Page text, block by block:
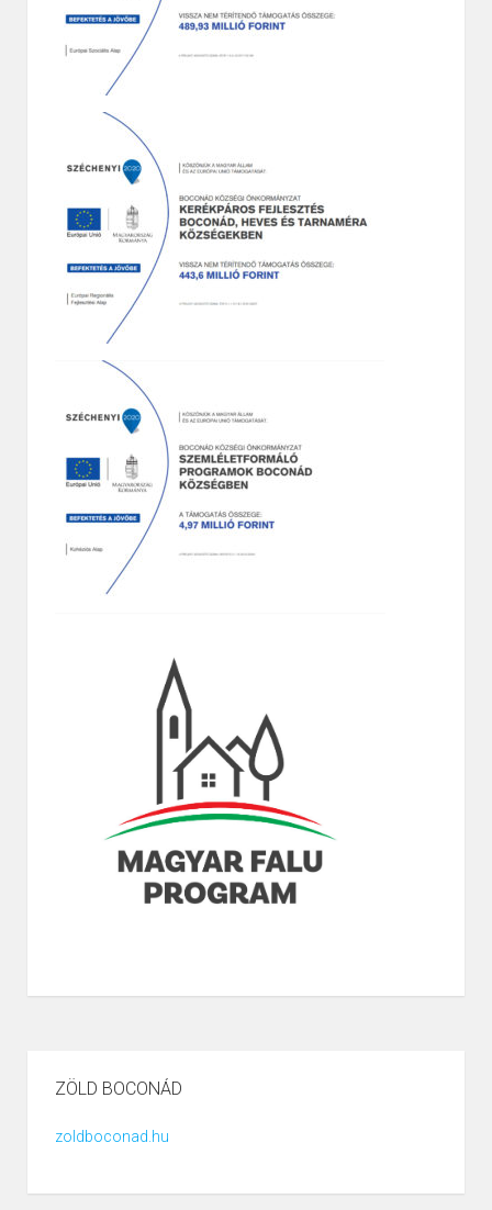
ZÖLD BOCONÁD
zoldboconad.hu